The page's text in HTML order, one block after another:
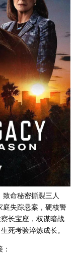
致命秘密撕裂三人
庭失踪悬案，硬核警
长宝座，权谋暗战
死考验淬炼成长。